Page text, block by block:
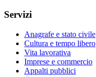
Servizi
Anagrafe e stato civile
Cultura e tempo libero
Vita lavorativa
Imprese e commercio
Appalti pubblici